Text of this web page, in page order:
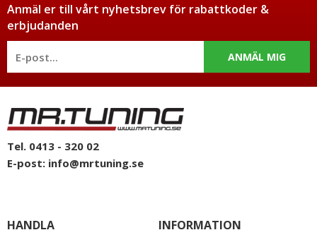
Anmäl er till vårt nyhetsbrev för rabattkoder &
erbjudanden
ANMÄL MIG
Tel. 0413 - 320 02
E-post: info@mrtuning.se
HANDLA INFORMATION